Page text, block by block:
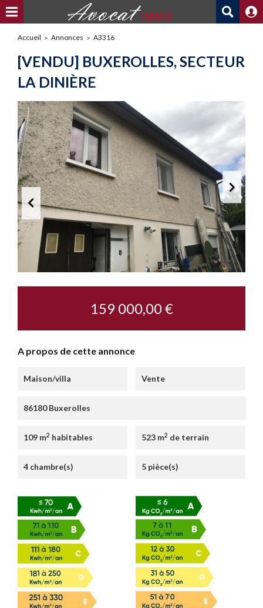
Accueil Annonces A3316
[VENDU] BUXEROLLES, SECTEUR
LA DINIÈRE
159 000,00 €
A propos de cette annonce
Maison/villa Vente
86180 Buxerolles
109 m2 habitables 523 m2 de terrain
4 chambre(s) 5 pièce(s)